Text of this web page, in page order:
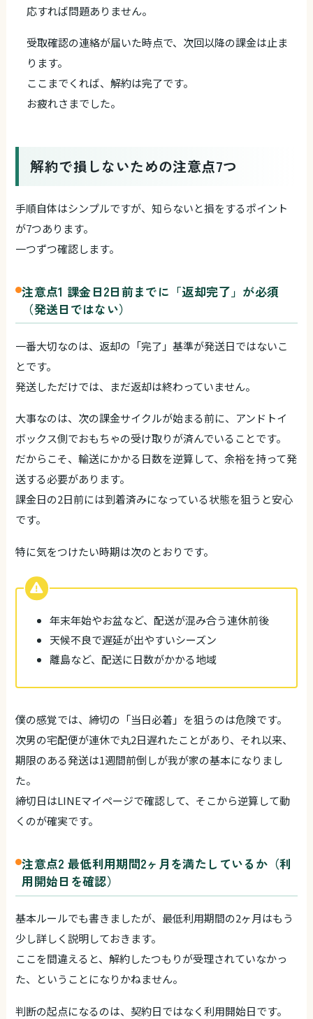
応すれば問題ありません。
受取確認の連絡が届いた時点で、次回以降の課金は止ま
ります。
ここまでくれば、解約は完了です。
お疲れさまでした。
解約で損しないための注意点7つ
手順自体はシンプルですが、知らないと損をするポイント
が7つあります。
一つずつ確認します。
注意点1 課金日2日前までに「返却完了」が必須
（発送日ではない）
一番大切なのは、返却の「完了」基準が発送日ではないこ
とです。
発送しただけでは、まだ返却は終わっていません。
大事なのは、次の課金サイクルが始まる前に、アンドトイ
ボックス側でおもちゃの受け取りが済んでいることです。
だからこそ、輸送にかかる日数を逆算して、余裕を持って発
送する必要があります。
課金日の2日前には到着済みになっている状態を狙うと安心
です。
特に気をつけたい時期は次のとおりです。
年末年始やお盆など、配送が混み合う連休前後
天候不良で遅延が出やすいシーズン
離島など、配送に日数がかかる地域
僕の感覚では、締切の「当日必着」を狙うのは危険です。
次男の宅配便が連休で丸2日遅れたことがあり、それ以来、
期限のある発送は1週間前倒しが我が家の基本になりまし
た。
締切日はLINEマイページで確認して、そこから逆算して動
くのが確実です。
注意点2 最低利用期間2ヶ月を満たしているか（利
用開始日を確認）
基本ルールでも書きましたが、最低利用期間の2ヶ月はもう
少し詳しく説明しておきます。
ここを間違えると、解約したつもりが受理されていなかっ
た、ということになりかねません。
判断の起点になるのは、契約日ではなく利用開始日です。